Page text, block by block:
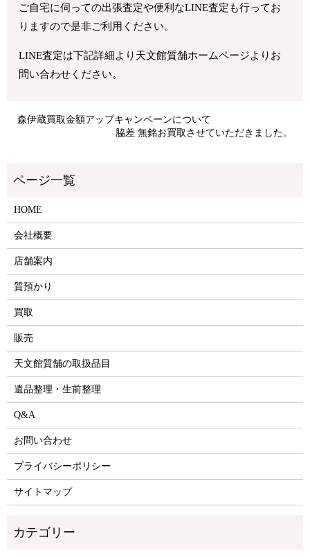
ご自宅に伺っての出張査定や便利なLINE査定も行ってお
りますので是非ご利用ください。
LINE査定は下記詳細より天文館質舗ホームページよりお
問い合わせください。
森伊蔵買取金額アップキャンペーンについて
脇差 無銘お買取させていただきました。
HOME
会社概要
店舗案内
質預かり
買取
販売
天文館質舗の取扱品目
遺品整理・生前整理
Q&A
お問い合わせ
プライバシーポリシー
サイトマップ